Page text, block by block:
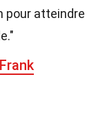
pour atteindre